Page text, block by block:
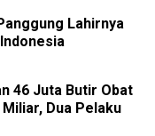
Lahirnya
46 Juta Butir Obat
Dua Pelaku